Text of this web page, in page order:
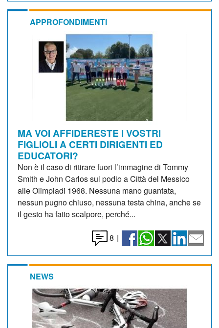
APPROFONDIMENTI
MA VOI AFFIDERESTE I VOSTRI
FIGLIOLI A CERTI DIRIGENTI ED
EDUCATORI?
Non è il caso di ritirare fuori l’immagine di Tommy
Smith e John Carlos sul podio a Città del Messico
alle Olimpiadi 1968. Nessuna mano guantata,
nessun pugno chiuso, nessuna testa china, anche se
il gesto ha fatto scalpore, perché...
8 |
NEWS